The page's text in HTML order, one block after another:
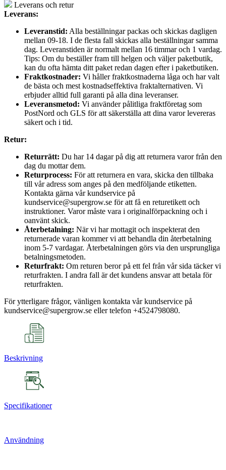
Leverans och retur
Leverans:
Leveranstid: Alla beställningar packas och skickas dagligen
mellan 09-18. I de flesta fall skickas alla beställningar samma
dag. Leveranstiden är normalt mellan 16 timmar och 1 vardag.
Tips: Om du beställer fram till helgen och väljer paketbutik,
kan du ofta hämta ditt paket redan dagen efter i paketbutiken.
Fraktkostnader: Vi håller fraktkostnaderna låga och har valt
de bästa och mest kostnadseffektiva fraktalternativen. Vi
erbjuder alltid full garanti på alla dina leveranser.
Leveransmetod: Vi använder pålitliga fraktföretag som
PostNord och GLS för att säkerställa att dina varor levereras
säkert och i tid.
Retur:
Returrätt: Du har 14 dagar på dig att returnera varor från den
dag du mottar dem.
Returprocess: För att returnera en vara, skicka den tillbaka
till vår adress som anges på den medföljande etiketten.
Kontakta gärna vår kundservice på
kundservice@supergrow.se för att få en returetikett och
instruktioner. Varor måste vara i originalförpackning och i
oanvänt skick.
Återbetalning: När vi har mottagit och inspekterat den
returnerade varan kommer vi att behandla din återbetalning
inom 5-7 vardagar. Återbetalningen görs via den ursprungliga
betalningsmetoden.
Returfrakt: Om returen beror på ett fel från vår sida täcker vi
returfrakten. I andra fall är det kundens ansvar att betala för
returfrakten.
För ytterligare frågor, vänligen kontakta vår kundservice på
kundservice@supergrow.se eller telefon +4524798080.
Beskrivning
Specifikationer
Användning